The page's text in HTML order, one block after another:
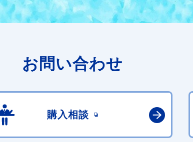
お問い合わせ
購入相談